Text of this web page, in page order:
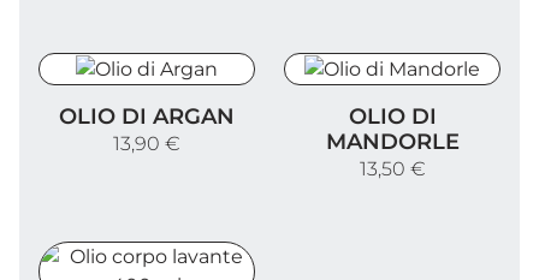
OLIO DI ARGAN
13,90 €
OLIO DI
MANDORLE
13,50 €